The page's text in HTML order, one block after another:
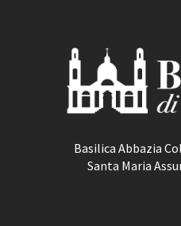
Basilica Abbazia
Santa Maria